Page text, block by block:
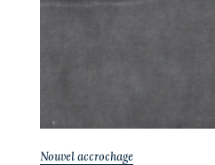
Nouvel accrochage